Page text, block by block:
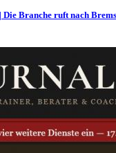
Die Branche ruft nach